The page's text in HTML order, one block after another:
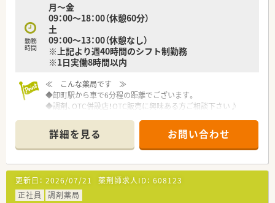
勤務
時間
月～金
09：00～18：00（休憩60分）
土
09：00～13：00（休憩なし）
※上記より週40時間のシフト制勤務
※1日実働8時間以内
≪ こんな薬局です ≫
◆卸町駅から車で6分程の距離でございます。
◆調剤、OTC併設店！OTC販売に興味ある方ご相談下さい♪
◆大手チェーン薬局ならではの福利厚生が充実♪産休育休制度
や育児介護短時間勤務制度など、ライフスタイルの変化にあわせ
て安心してお仕事を続けられる実績が多数あります。
詳細を見る お問い合わせ
更新日： 2026/07/21 薬剤師求人ID： 608123
正社員
調剤薬局